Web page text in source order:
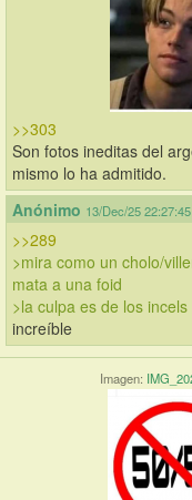
>>303
Son fotos ineditas del
mismo lo ha admitido.
Anónimo 13/Dec/25 22:27:45
>>289
>mira como un cholo/
mata a una foid
>la culpa es de los incels
increíble
Imagen: